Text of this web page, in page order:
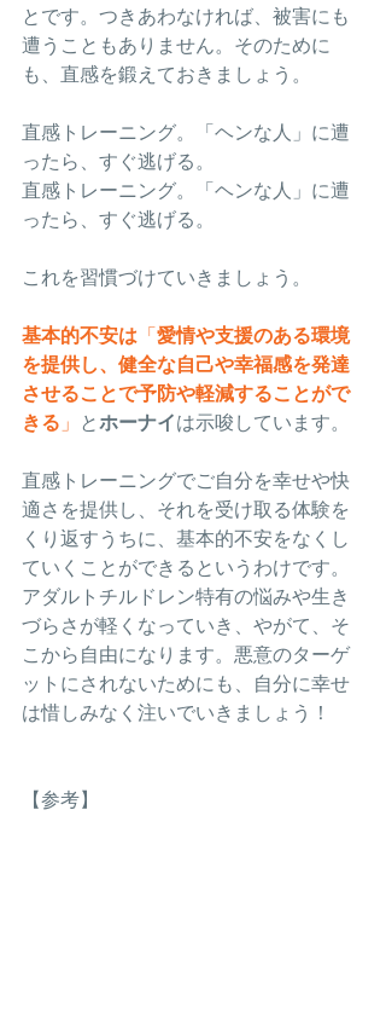
とです。つきあわなければ、被害にも
遭うこともありません。そのために
も、直感を鍛えておきましょう。
直感トレーニング。「ヘンな人」に遭
ったら、すぐ逃げる。
直感トレーニング。「ヘンな人」に遭
ったら、すぐ逃げる。
これを習慣づけていきましょう。
基本的不安は 「 愛情や支援のある環境
を提供し、健全な自己や幸福感を発達
させることで予防や軽減することがで
きる 」 とホーナイは示唆しています。
直感トレーニングでご自分を幸せや快
適さを提供し、それを受け取る体験を
くり返すうちに、基本的不安をなくし
ていくことができるというわけです。
アダルトチルドレン特有の悩みや生き
づらさが軽くなっていき、やがて、そ
こから自由になります。悪意のターゲ
ットにされないためにも、自分に幸せ
は惜しみなく注いでいきましょう！
【参考】